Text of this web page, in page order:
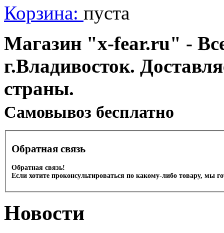
Корзина: пуста
Магазин "x-fear.ru" -
г.Владивосток.
страны.
Cамовывоз бесплатно
Обратная связь
Обратная связь!
Если хотите проконсультироваться по какому-либо товару, мы
Новости